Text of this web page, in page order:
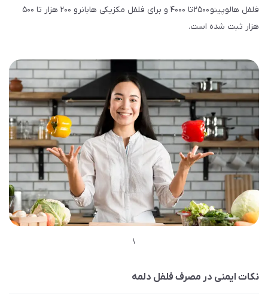
فلفل هالوپینو ۲۵۰۰ تا ۴۰۰۰ و برای فلفل مکزیکی هابانرو ۲۰۰ هزار تا ۵۰۰
هزار ثبت شده است.
\
نکات ایمنی در مصرف فلفل دلمه